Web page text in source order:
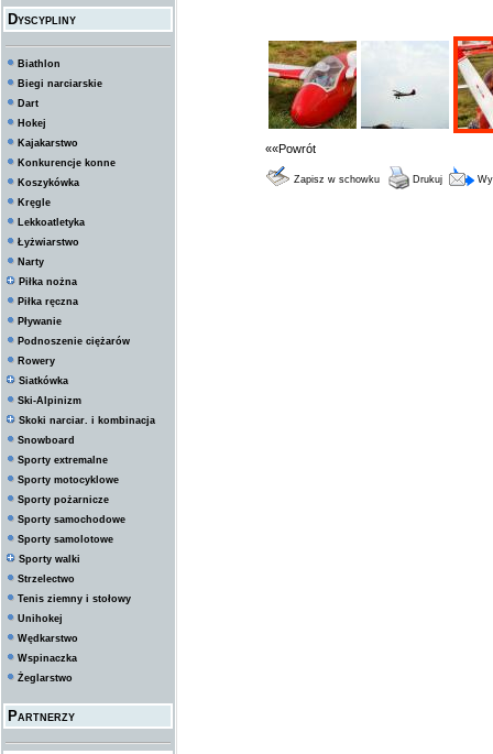
Dyscypliny
Biathlon
Biegi narciarskie
Dart
Hokej
Kajakarstwo
Konkurencje konne
Koszykówka
Kręgle
Lekkoatletyka
Łyżwiarstwo
Narty
Piłka nożna
Piłka ręczna
Pływanie
Podnoszenie ciężarów
Rowery
Siatkówka
Ski-Alpinizm
Skoki narciar. i kombinacja
Snowboard
Sporty extremalne
Sporty motocyklowe
Sporty pożarnicze
Sporty samochodowe
Sporty samolotowe
Sporty walki
Strzelectwo
Tenis ziemny i stołowy
Unihokej
Wędkarstwo
Wspinaczka
Żeglarstwo
Partnerzy
««Powrót
Zapisz w schowku Drukuj